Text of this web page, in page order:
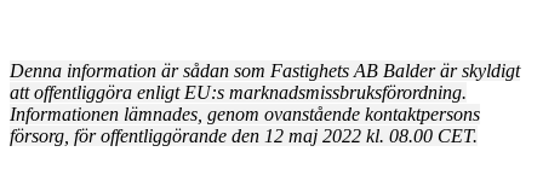
Denna information är sådan som Fastighets AB Balder är skyldigt
att offentliggöra enligt EU:s marknadsmissbruksförordning.
Informationen lämnades, genom ovanstående kontaktpersons
försorg, för offentliggörande den 12 maj 2022 kl. 08.00 CET.